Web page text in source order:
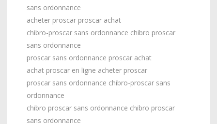
sans ordonnance
acheter proscar proscar achat
chibro-proscar sans ordonnance chibro proscar
sans ordonnance
proscar sans ordonnance proscar achat
achat proscar en ligne acheter proscar
proscar sans ordonnance chibro-proscar sans
ordonnance
chibro proscar sans ordonnance chibro proscar
sans ordonnance